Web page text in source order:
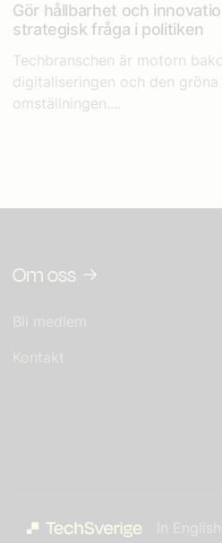
Gör hållbarhet och
strategisk fråga i politiken
Techbranschen är motorn
digitaliseringen och den gröna
omställningen....
Om oss
Bli medlem
Kontakt
In English